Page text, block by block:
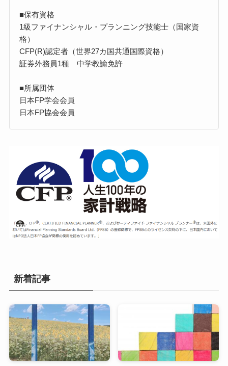
■保有資格
1級ファイナンシャル・プランニング技能士（国家資
格）
CFP(R)認定者（世界27カ国共通国際資格）
証券外務員1種 中学教諭免許
■所属団体
日本FP学会会員
日本FP協会会員
新着記事